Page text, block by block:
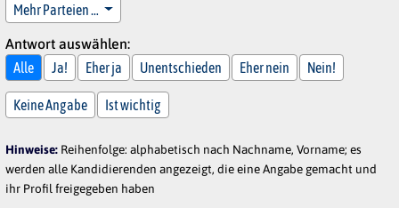
Mehr Parteien …
Antwort auswählen:
Alle
Ja! Eher ja Unentschieden Eher nein Nein!
Keine Angabe Ist wichtig
Hinweise: Reihenfolge: alphabetisch nach Nachname, Vorname; es
werden alle Kandidierenden angezeigt, die eine Angabe gemacht und
ihr Profil freigegeben haben